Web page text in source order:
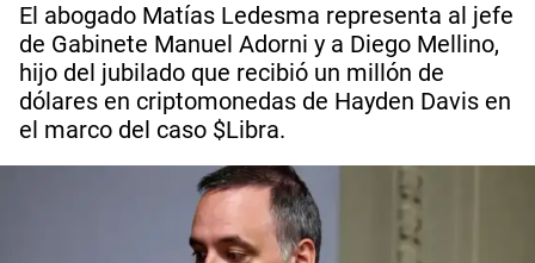
El abogado Matías Ledesma representa al jefe
de Gabinete Manuel Adorni y a Diego Mellino,
hijo del jubilado que recibió un millón de
dólares en criptomonedas de Hayden Davis en
el marco del caso $Libra.